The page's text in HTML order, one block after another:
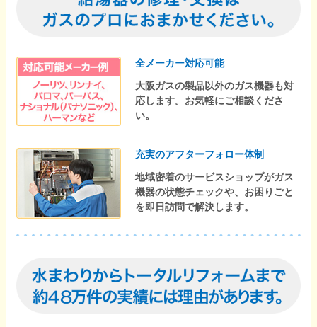
全メーカー対応可能
大阪ガスの製品以外のガス機器も対
応します。お気軽にご相談くださ
い。
充実のアフターフォロー体制
地域密着のサービスショップがガス
機器の状態チェックや、お困りごと
を即日訪問で解決します。